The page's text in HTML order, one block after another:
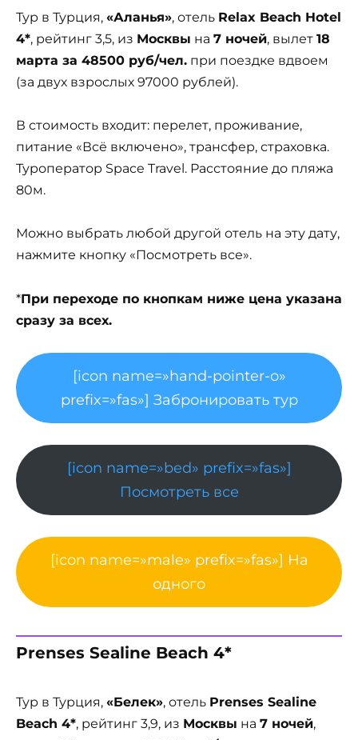
Тур в Турция, «Аланья», отель Relax Beach Hotel
4*, рейтинг 3,5, из Москвы на 7 ночей, вылет 18
марта за 48500 руб/чел. при поездке вдвоем
(за двух взрослых 97000 рублей).
В стоимость входит: перелет, проживание,
питание «Всё включено», трансфер, страховка.
Туроператор Space Travel. Расстояние до пляжа
80м.
Можно выбрать любой другой отель на эту дату,
нажмите кнопку «Посмотреть все».
*При переходе по кнопкам ниже цена указана
сразу за всех.
[icon name=»hand-pointer-o»
prefix=»fas»] Забронировать тур
[icon name=»bed» prefix=»fas»]
Посмотреть все
[icon name=»male» prefix=»fas»] На
одного
Prenses Sealine Beach 4*
Тур в Турция, «Белек», отель Prenses Sealine
Beach 4*, рейтинг 3,9, из Москвы на 7 ночей,